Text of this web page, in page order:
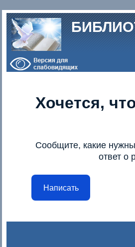
Перейти к основному содержанию
Хочется,
Сообщите, какие
ответ о
Написать